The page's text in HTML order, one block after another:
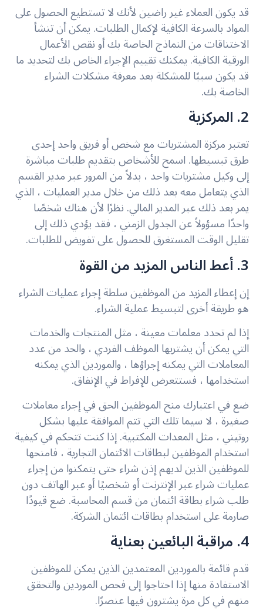
قد يكون العملاء غير راضين لأنك لا تستطيع الحصول على
المواد بالسرعة الكافية لإكمال الطلبات. يمكن أن تنشأ
الاختناقات من النماذج الخاصة بك أو نقص الأعمال
الورقية الكافية. يمكنك تقييم الإجراء الخاص بك لتحديد ما
قد يكون سببًا للمشكلة بعد معرفة مشكلات الشراء
الخاصة بك.
2. المركزية
تعتبر مركزة المشتريات مع شخص أو فريق واحد إحدى
طرق تبسيطها. اسمح للأشخاص بتقديم طلبات مباشرة
إلى وكيل مشتريات واحد ، بدلاً من المرور عبر مدير القسم
الذي يتعامل معه بعد ذلك من خلال مدير العمليات ، الذي
يمر بعد ذلك عبر المدير المالي. نظرًا لأن هناك شخصًا
واحدًا مسؤولاً عن الجدول الزمني ، فقد يؤدي ذلك إلى
تقليل الوقت المستغرق للحصول على تفويض للطلبات.
3. أعط الناس المزيد من القوة
إن إعطاء المزيد من الموظفين سلطة إجراء عمليات الشراء
هو طريقة أخرى لتبسيط عملية الشراء.
إذا لم تحدد معلمات معينة ، مثل المنتجات والخدمات
التي يمكن أن يشتريها الموظف الفردي ، والحد من عدد
المعاملات التي يمكنه إجراؤها ، والموردين الذي يمكنه
استخدامها ، فستتعرض للإفراط في الإنفاق.
ضع في اعتبارك منح الموظفين الحق في إجراء معاملات
صغيرة ، لا سيما تلك التي تتم الموافقة عليها بشكل
روتيني ، مثل المعدات المكتبية. إذا كنت تتحكم في كيفية
استخدام الموظفين لبطاقات الائتمان التجارية ، فامنحها
للموظفين الذين لديهم إذن شراء حتى يتمكنوا من إجراء
عمليات شراء عبر الإنترنت أو شخصيًا أو عبر الهاتف دون
طلب شراء بطاقة ائتمان من قسم المحاسبة. ضع قيودًا
صارمة على استخدام بطاقات ائتمان الشركة.
4. مراقبة البائعين بعناية
قدم قائمة بالموردين المعتمدين الذين يمكن للموظفين
الاستفادة منها إذا احتاجوا إلى فحص الموردين والتحقق
منهم في كل مرة يشترون فيها عنصرًا.